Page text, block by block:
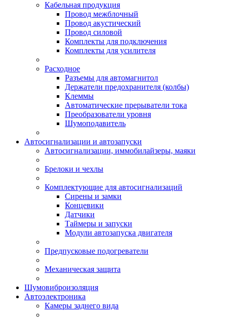
Кабельная продукция
Провод межблочный
Провод акустический
Провод силовой
Комплекты для подключения
Комплекты для усилителя
Расходное
Разъемы для автомагнитол
Держатели предохранителя (колбы)
Клеммы
Автоматические прерыватели тока
Преобразователи уровня
Шумоподавитель
Автосигнализации и автозапуски
Автосигнализации, иммобилайзеры, маяки
Брелоки и чехлы
Комплектующие для автосигнализаций
Сирены и замки
Концевики
Датчики
Таймеры и запуски
Модули автозапуска двигателя
Предпусковые подогреватели
Механическая защита
Шумовиброизоляция
Автоэлектроника
Камеры заднего вида